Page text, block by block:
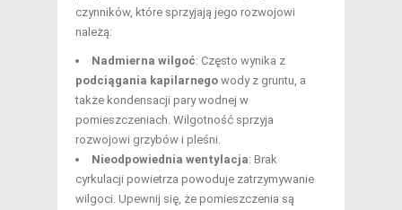
czynników, które sprzyjają jego rozwojowi
należą:
Nadmierna wilgoć: Często wynika z
podciągania kapilarnego wody z gruntu, a
także kondensacji pary wodnej w
pomieszczeniach. Wilgotność sprzyja
rozwojowi grzybów i pleśni.
Nieodpowiednia wentylacja: Brak
cyrkulacji powietrza powoduje zatrzymywanie
wilgoci. Upewnij się, że pomieszczenia są